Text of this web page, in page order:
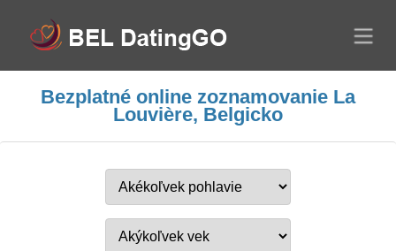
Bezplatné online zoznamovanie La
Louvière, Belgicko